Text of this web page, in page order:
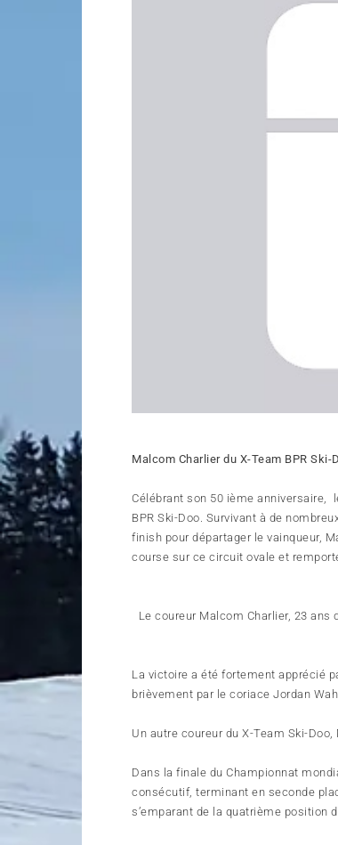
Malcom Charlier du X-Team BPR Ski-
Célébrant son 50 ième anniversaire,
BPR Ski-Doo. Survivant à de
finish pour départager le vainqueur,
course sur ce circuit ovale et
Le coureur Malcom Charlier, 23 ans
La victoire a été fortement apprécié
brièvement par le coriace Jordan
Un autre coureur du X-Team Ski-
Dans la finale du Championnat
consécutif, terminant en seconde
s’emparant de la quatrième position